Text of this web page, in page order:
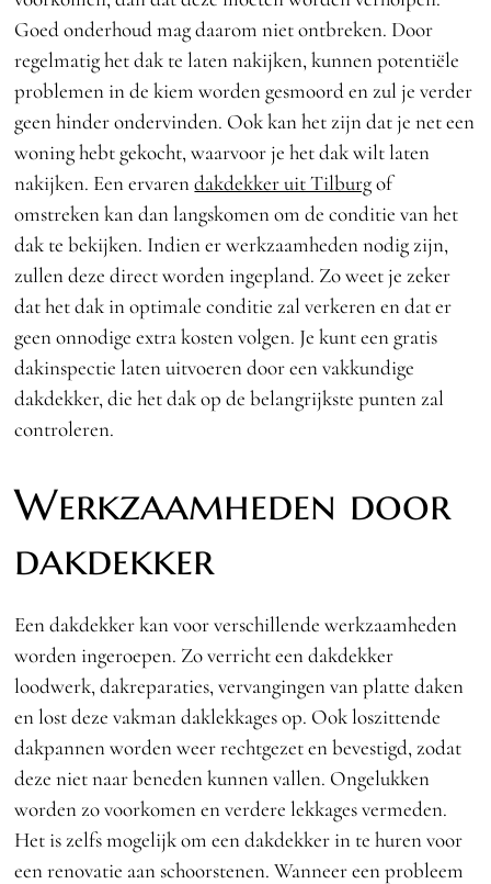
Goed onderhoud mag daarom niet ontbreken. Door
regelmatig het dak te laten nakijken, kunnen potentiële
problemen in de kiem worden gesmoord en zul je verder
geen hinder ondervinden. Ook kan het zijn dat je net een
woning hebt gekocht, waarvoor je het dak wilt laten
nakijken. Een ervarendakdekker uit Tilburgof
omstreken kan dan langskomen om de conditie van het
dak te bekijken. Indien er werkzaamheden nodig zijn,
zullen deze direct worden ingepland. Zo weet je zeker
dat het dak in optimale conditie zal verkeren en dat er
geen onnodige extra kosten volgen. Je kunt een gratis
dakinspectie laten uitvoeren door een vakkundige
dakdekker, die het dak op de belangrijkste punten zal
controleren.
Werkzaamheden door
dakdekker
Een dakdekker kan voor verschillende werkzaamheden
worden ingeroepen. Zo verricht een dakdekker
loodwerk, dakreparaties, vervangingen van platte daken
en lost deze vakman daklekkages op. Ook loszittende
dakpannen worden weer rechtgezet en bevestigd, zodat
deze niet naar beneden kunnen vallen. Ongelukken
worden zo voorkomen en verdere lekkages vermeden.
Het is zelfs mogelijk om een dakdekker in te huren voor
een renovatie aan schoorstenen. Wanneer een probleem